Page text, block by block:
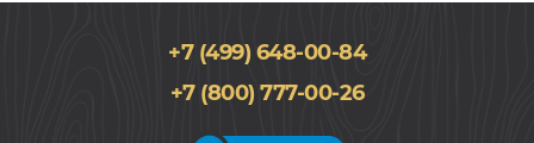
+7 (499) 648-00-84
+7 (800) 777-00-26